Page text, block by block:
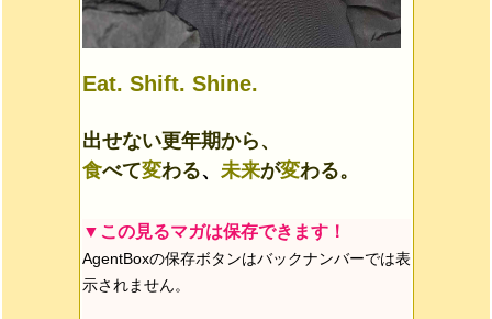
Eat. Shift. Shine.
出せない更年期から、
食べて変わる、 未来が変わる。
▼この見るマガは保存できます！
AgentBoxの保存ボタンはバックナンバーでは表
示されません。